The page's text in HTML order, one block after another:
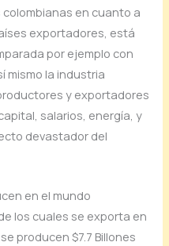
en cuanto a
exportadores, está
por ejemplo con
mismo la industria
y exportadores
salarios, energía, y
devastador del
en el mundo
los cuales se exporta en
producen $7.7 Billones